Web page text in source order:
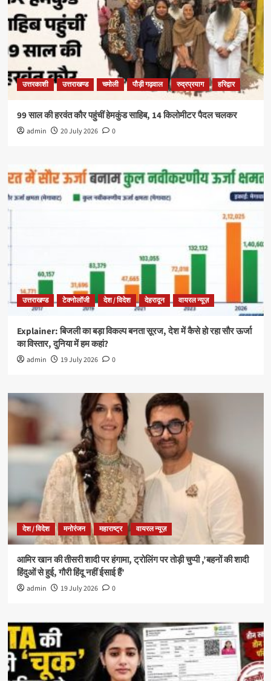
उत्तरकाशी उत्तराखण्ड चमोली पौड़ी गढ़वाल रुद्रप्रयाग हरिद्वार
99 साल की हरवंत कौर पहुंचीं हेमकुंड साहिब, 14 किलोमीटर पैदल चलकर
admin 20 July 2026 0
उत्तराखण्ड टेक्नोलॉजी देश / विदेश देहरादून वायरल न्यूज़
Explainer: बिजली का बड़ा विकल्प बनता सूरज, देश में कैसे हो रहा सौर ऊर्जा
का विस्तार, दुनिया में हम कहां?
admin 19 July 2026 0
देश / विदेश मनोरंजन महाराष्ट्र वायरल न्यूज़
आमिर खान की तीसरी शादी पर हंगामा, ट्रोलिंग पर तोड़ी चुप्पी ,’बहनों की शादी
हिंदुओं से हुई, गौरी हिंदू नहीं ईसाई हैं’
admin 19 July 2026 0